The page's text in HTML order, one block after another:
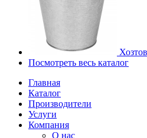
Посмотреть весь каталог
Главная
Каталог
Производители
Услуги
Компания
О нас